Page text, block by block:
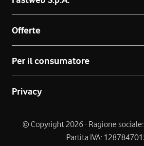
Offerte
Per il consumatore
Privacy
© Copyright 2026 - Ragione sociale:
Partita IVA: